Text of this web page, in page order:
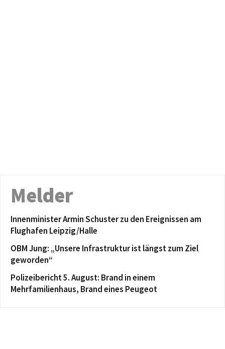
Melder
Innenminister Armin Schuster zu den Ereignissen am
Flughafen Leipzig/Halle
OBM Jung: „Unsere Infrastruktur ist längst zum Ziel
geworden“
Polizeibericht 5. August: Brand in einem
Mehrfamilienhaus, Brand eines Peugeot